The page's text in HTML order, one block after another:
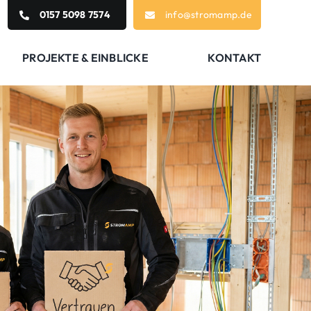
0157 5098 7574 info@stromamp.de
PROJEKTE & EINBLICKE KONTAKT